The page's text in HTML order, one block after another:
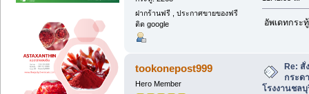
ฝากร้านฟรี , ประกาศขายของฟรี
ติด google
อัพเดทกระทู้
tookonepost999
Hero Member
Re: สั่
กระด
โรงงานชลบุ